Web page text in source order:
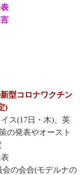
型コロナワクチン
)
ス(17日・木)、英
の発表やオースト
会の会合(モデルナの